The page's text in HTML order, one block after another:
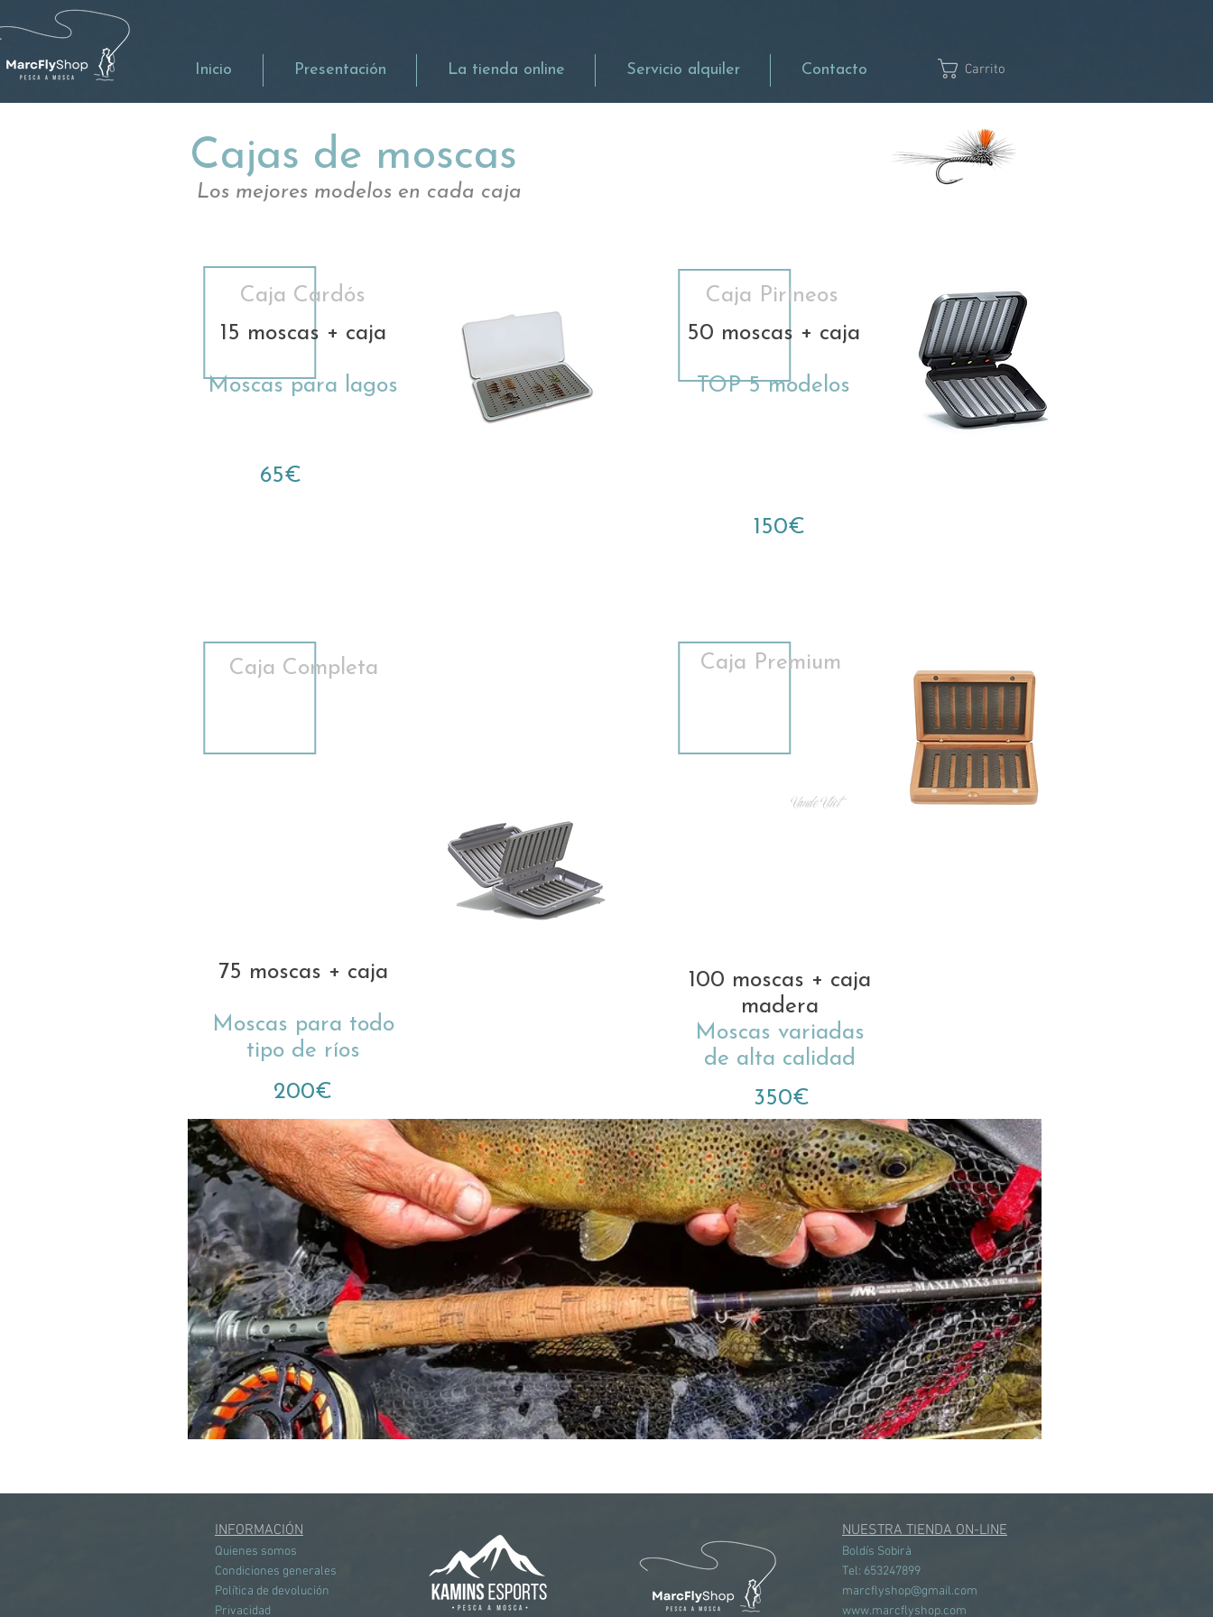
Inicio Presentación La tienda online Servicio alquiler Contacto Carrito
Cajas de moscas
Los mejores modelos en cada caja
Caja Cardós
15 moscas + caja
Moscas para lagos
65€
Caja Pirineos
50 moscas + caja
TOP 5 modelos
150€
Caja Completa Caja Premium
Vande Vliet
75 moscas + caja
Moscas para todo
tipo de ríos
200€
100 moscas + caja
madera
Moscas variadas
de alta calidad
350€
INFORMACIÓN
Quienes somos
Condiciones generales
Política de devolución
Privacidad
NUESTRA TIENDA ON-LINE
Boldís Sobirà
Tel: 653247899
marcflyshop@gmail.com
www.marcflyshop.com